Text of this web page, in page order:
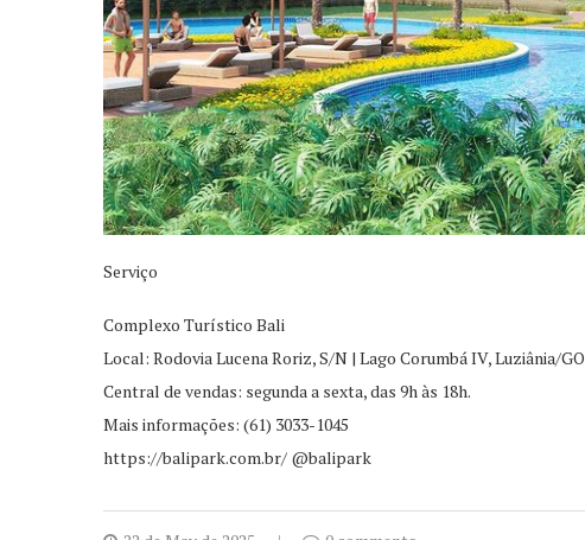
Serviço
Complexo Turístico Bali
Local: Rodovia Lucena Roriz, S/N | Lago Corumbá IV, Luziânia/GO
Central de vendas: segunda a sexta, das 9h às 18h.
Mais informações: (61) 3033-1045
https://balipark.com.br/ @balipark